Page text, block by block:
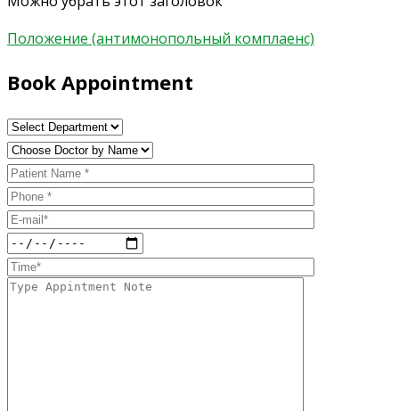
Положение (антимонопольный комплаенс)
Book Appointment